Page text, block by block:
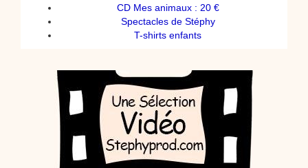
CD Mes animaux : 20 €
Spectacles de Stéphy
T-shirts enfants